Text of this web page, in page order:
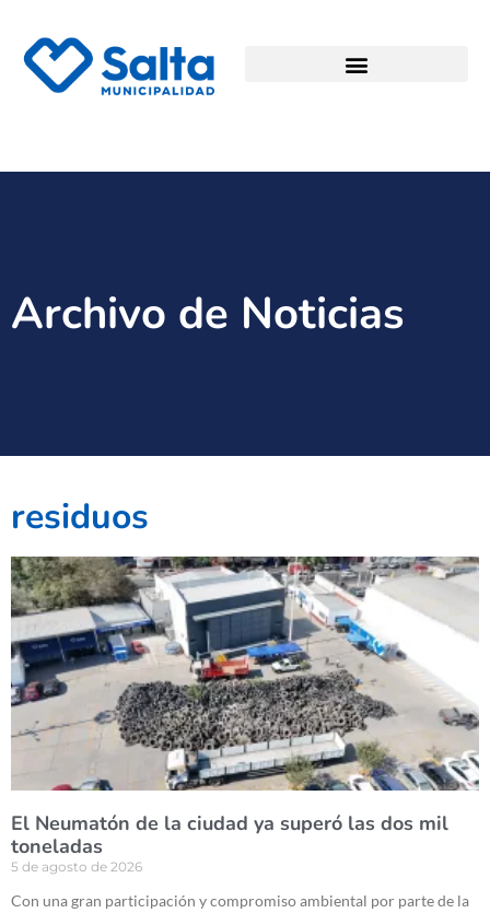
Archivo de Noticias
residuos
El Neumatón de la ciudad ya superó las dos mil
toneladas
5 de agosto de 2026
Con una gran participación y compromiso ambiental por parte de la